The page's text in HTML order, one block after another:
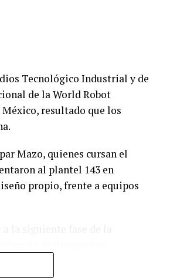
Tecnológico Industrial y de
de la World Robot
México, resultado que los
Mazo, quienes cursan el
al plantel 143 en
propio, frente a equipos